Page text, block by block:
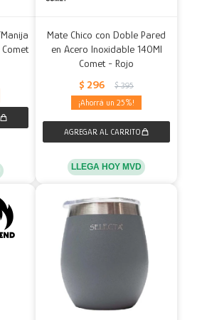
Mate Chico con Doble Pared
en Acero Inoxidable 140Ml
Comet - Rojo
$ 296 $ 395
25
LLEGA HOY MVD